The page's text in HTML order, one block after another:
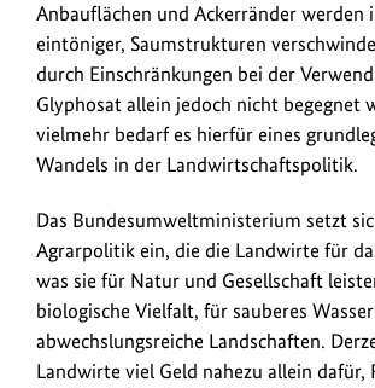
Anbauflächen und Ackerränder werden
eintöniger, Saumstrukturen
durch Einschränkungen bei der
Glyphosat allein jedoch nicht begegnet
vielmehr bedarf es hierfür eines
Wandels in der Landwirtschaftspolitik.
Das Bundesumweltministerium setzt
Agrarpolitik ein, die die Landwirte für
was sie für Natur und Gesellschaft
biologische Vielfalt, für sauberes
abwechslungsreiche Landschaften.
Landwirte viel Geld nahezu allein dafür,